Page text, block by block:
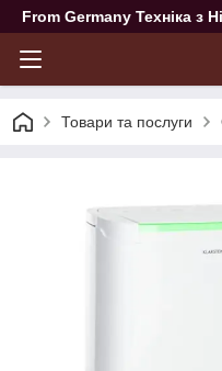
From Germany Техніка з
Товари та послуги